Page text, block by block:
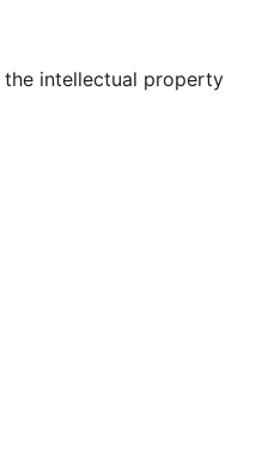
the intellectual property